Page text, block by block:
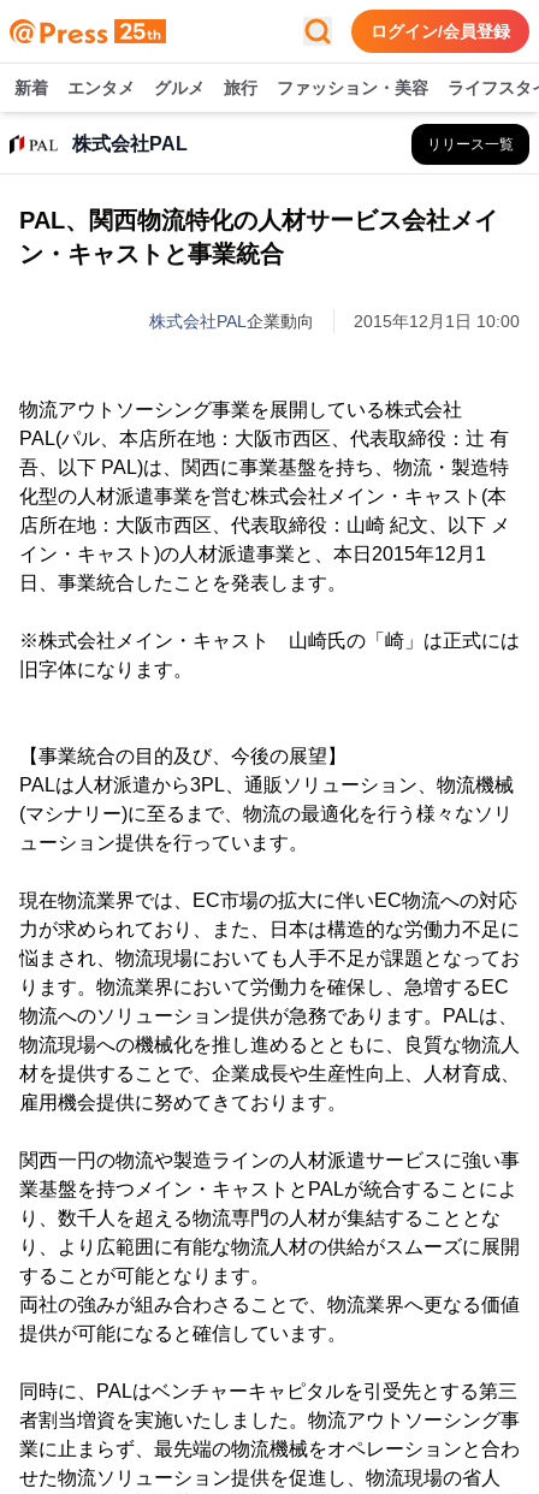
ログイン/会員登録
新着 エンタメ グルメ 旅行 ファッション・美容 ライフスタ
株式会社PAL リリース一覧
PAL、関西物流特化の人材サービス会社メイ
ン・キャストと事業統合
株式会社PAL 企業動向 2015年12月1日 10:00
物流アウトソーシング事業を展開している株式会社
PAL(パル、本店所在地：大阪市西区、代表取締役：辻 有
吾、以下 PAL)は、関西に事業基盤を持ち、物流・製造特
化型の人材派遣事業を営む株式会社メイン・キャスト(本
店所在地：大阪市西区、代表取締役：山崎 紀文、以下 メ
イン・キャスト)の人材派遣事業と、本日2015年12月1
日、事業統合したことを発表します。
※株式会社メイン・キャスト 山崎氏の「崎」は正式には
旧字体になります。
【事業統合の目的及び、今後の展望】
PALは人材派遣から3PL、通販ソリューション、物流機械
(マシナリー)に至るまで、物流の最適化を行う様々なソリ
ューション提供を行っています。
現在物流業界では、EC市場の拡大に伴いEC物流への対応
力が求められており、また、日本は構造的な労働力不足に
悩まされ、物流現場においても人手不足が課題となってお
ります。物流業界において労働力を確保し、急増するEC
物流へのソリューション提供が急務であります。PALは、
物流現場への機械化を推し進めるとともに、良質な物流人
材を提供することで、企業成長や生産性向上、人材育成、
雇用機会提供に努めてきております。
関西一円の物流や製造ラインの人材派遣サービスに強い事
業基盤を持つメイン・キャストとPALが統合することによ
り、数千人を超える物流専門の人材が集結することとな
り、より広範囲に有能な物流人材の供給がスムーズに展開
することが可能となります。
両社の強みが組み合わさることで、物流業界へ更なる価値
提供が可能になると確信しています。
同時に、PALはベンチャーキャピタルを引受先とする第三
者割当増資を実施いたしました。物流アウトソーシング事
業に止まらず、最先端の物流機械をオペレーションと合わ
せた物流ソリューション提供を促進し、物流現場の省人